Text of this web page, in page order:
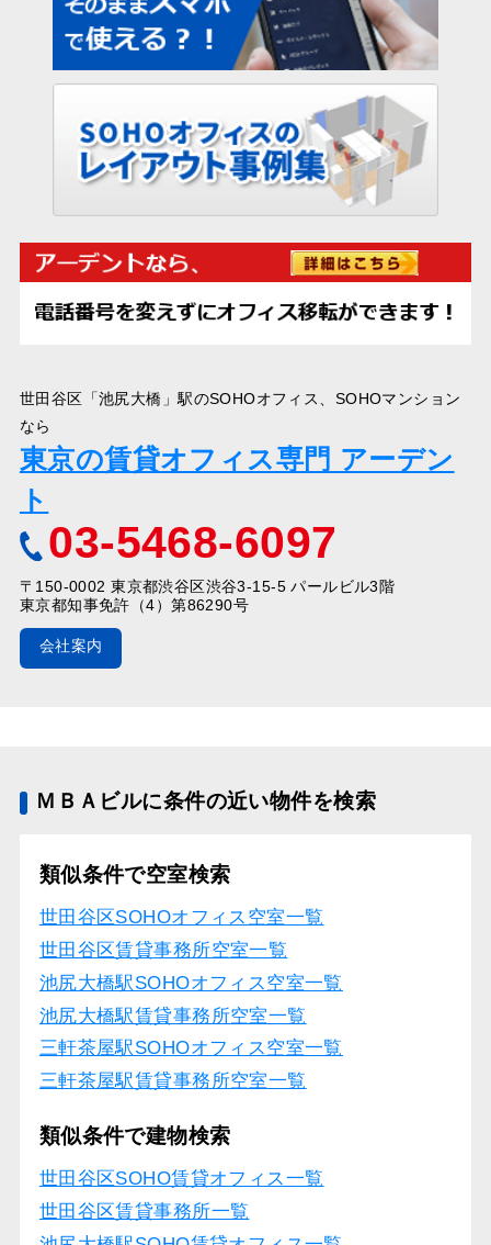
世田谷区「池尻大橋」駅のSOHOオフィス、SOHOマンション
なら
東京の賃貸オフィス専門 アーデン
ト
03-5468-6097
〒150-0002 東京都渋谷区渋谷3-15-5 パールビル3階
東京都知事免許（4）第86290号
会社案内
ＭＢＡビルに条件の近い物件を検索
類似条件で空室検索
世田谷区SOHOオフィス空室一覧
世田谷区賃貸事務所空室一覧
池尻大橋駅SOHOオフィス空室一覧
池尻大橋駅賃貸事務所空室一覧
三軒茶屋駅SOHOオフィス空室一覧
三軒茶屋駅賃貸事務所空室一覧
類似条件で建物検索
世田谷区SOHO賃貸オフィス一覧
世田谷区賃貸事務所一覧